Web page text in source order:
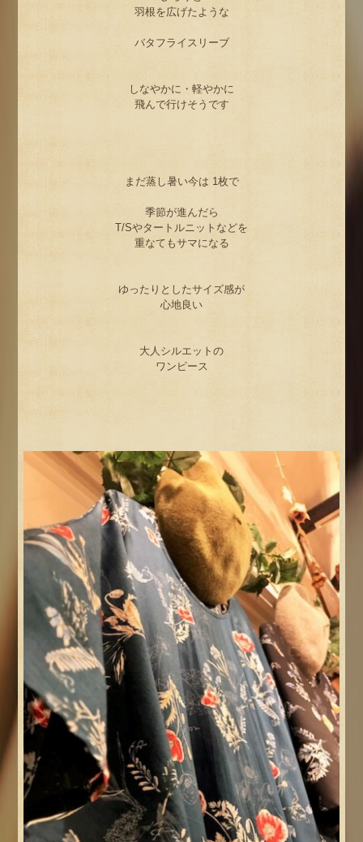
羽根を広げたような
バタフライスリーブ
しなやかに・軽やかに
飛んで行けそうです
まだ蒸し暑い今は 1枚で
季節が進んだら
T/Sやタートルニットなどを
重なてもサマになる
ゆったりとしたサイズ感が
心地良い
大人シルエットの
ワンピース